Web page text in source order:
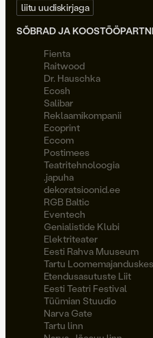
liitu uudiskirjaga
SÕBRAD JA
Fienta
Raitwood
Dr. Hauschka
Ecosh
Salibar
Reklaamikompanii
Ecoprint
Eccom
Postimees
Teatritehnoloogia
.japuha
dekoratsioonid.ee
RGB Baltic
Eventech
Genialistide Klubi
Elektriteater
Eesti Rahva Muuseum
Tartu
Etendusasutuste Liit
Eesti Teatri Festival
Tüümian Stuudio
Narva Gate
Tartu linn